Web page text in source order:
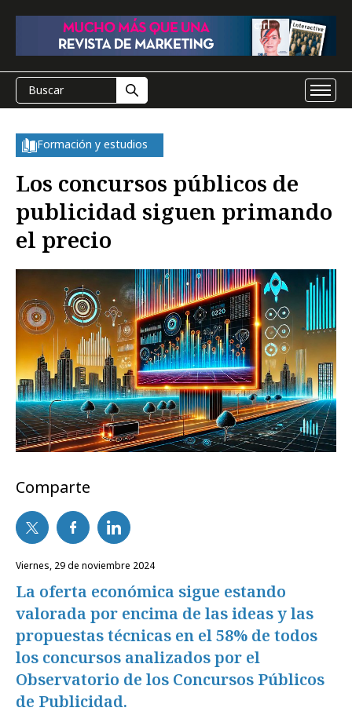
Formación y estudios
Los concursos públicos de
publicidad siguen primando
el precio
Comparte
viernes, 29 de noviembre 2024
La oferta económica sigue estando
valorada por encima de las ideas y las
propuestas técnicas en el 58% de todos
los concursos analizados por el
Observatorio de los Concursos Públicos
de Publicidad.